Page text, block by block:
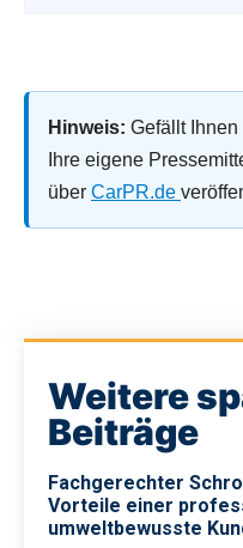
Hinweis: Gefällt
Ihre eigene
über CarPR.de
Weitere
Beiträge
Fachgerechter
Vorteile einer
umweltbewusste